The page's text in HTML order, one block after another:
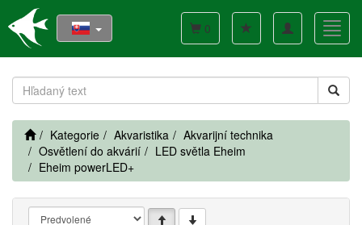
Toggle
navigation
0
Kategorie Akvaristika
Akvarijní technika
Osvětlení do akvárií
LED světla Eheim
Eheim powerLED+